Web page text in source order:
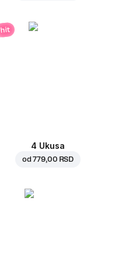
hit
4 Ukusa
od779,00 RSD